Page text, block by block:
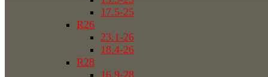
17.5-25
R26
23.1-26
18.4-26
R28
16.9-28